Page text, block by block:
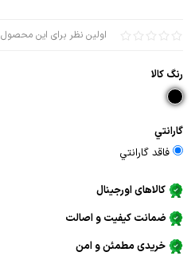
اولین نظر برای این محصول
رنگ كالا
گارانتي
فاقد گارانتي
کالاهای اورجینال
ضمانت کیفیت و اصالت
خریدی مطمئن و امن